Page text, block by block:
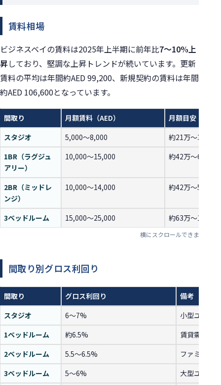
賃料相場
ビジネスベイの賃料は2025年上半期に前年比7〜10%上
昇しており、堅調な上昇トレンドが続いています。更新
賃料の平均は年間約AED 99,200、新規契約の賃料は年間
約AED 106,600となっています。
間取り 月額賃料（AED）
月額目安（日本
スタジオ
5,000〜8,000
約21万〜33.6万
1BR（ラグジュ
アリー）
10,000〜15,000 約42万〜63万円
2BR（ミッドレ
ンジ）
10,000〜14,000 約42万〜58.8万
3ベッドルーム 15,000〜25,000 約63万〜105万
間取り別グロス利回り
間取り グロス利回り
備考
スタジオ
6〜7%
小型ユニッ
1ベッドルーム
約6.5%
賃貸需要・
2ベッドルーム
5.5〜6.5%
ファミリー
3ベッドルーム
5〜6%
大型ユニッ